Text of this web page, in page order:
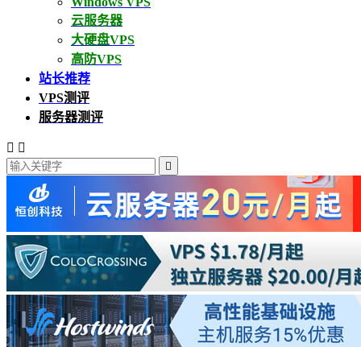
云服务器
大硬盘VPS
高防VPS
站长推荐
VPS测评
服务器测评
 
